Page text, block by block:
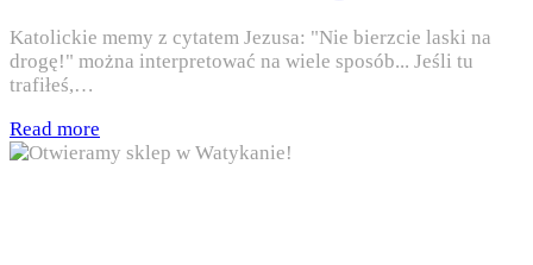
Katolickie memy z cytatem Jezusa: "Nie bierzcie laski na
drogę!" można interpretować na wiele sposób... Jeśli tu
trafiłeś,…
Read more